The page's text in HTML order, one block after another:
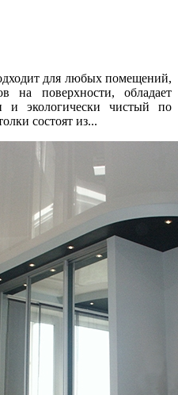
для любых помещений,
на поверхности, обладает
и экологически чистый по
состоят из...